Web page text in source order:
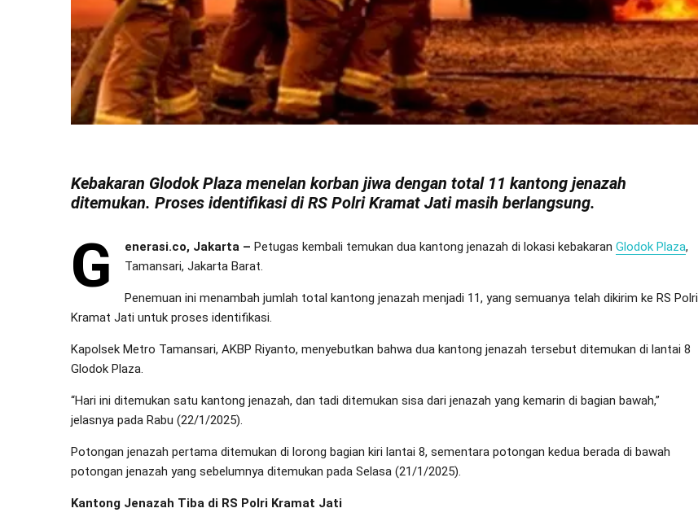
Kebakaran Glodok Plaza menelan korban jiwa dengan total 11 kantong jenazah
ditemukan. Proses identifikasi di RS Polri Kramat Jati masih berlangsung.
G enerasi.co, Jakarta – Petugas kembali temukan dua kantong jenazah di lokasi kebakaran Glodok Plaza,
Tamansari, Jakarta Barat.
Penemuan ini menambah jumlah total kantong jenazah menjadi 11, yang semuanya telah dikirim ke RS Polri
Kramat Jati untuk proses identifikasi.
Kapolsek Metro Tamansari, AKBP Riyanto, menyebutkan bahwa dua kantong jenazah tersebut ditemukan di lantai 8
Glodok Plaza.
“Hari ini ditemukan satu kantong jenazah, dan tadi ditemukan sisa dari jenazah yang kemarin di bagian bawah,”
jelasnya pada Rabu (22/1/2025).
Potongan jenazah pertama ditemukan di lorong bagian kiri lantai 8, sementara potongan kedua berada di bawah
potongan jenazah yang sebelumnya ditemukan pada Selasa (21/1/2025).
Kantong Jenazah Tiba di RS Polri Kramat Jati